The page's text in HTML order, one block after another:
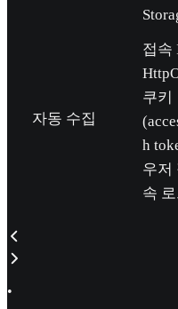
자동 수집
접속
쿠키
h
우저
속
•